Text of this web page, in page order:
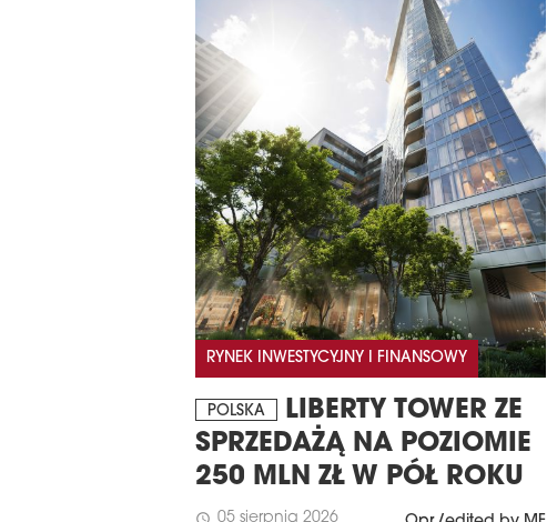
RYNEK INWESTYCYJNY I FINANSOWY
POLSKA
LIBERTY TOWER ZE
SPRZEDAŻĄ NA POZIOMIE
250 MLN ZŁ W PÓŁ ROKU
schedule 05 sierpnia 2026